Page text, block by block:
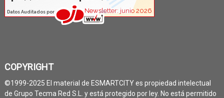
COPYRIGHT
©1999-2025 El material de ESMARTCITY es propiedad intelectual
de Grupo Tecma Red S.L. y está protegido por ley. No está permitido